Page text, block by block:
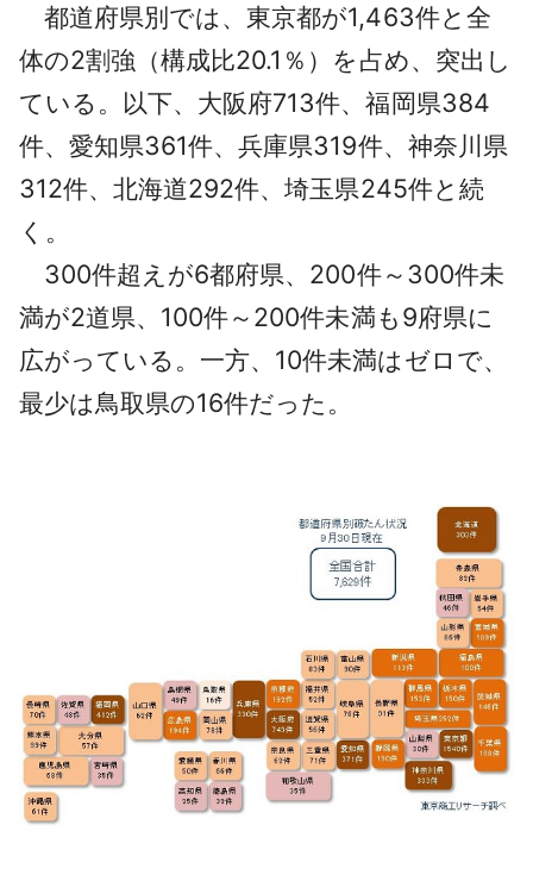
都道府県別では、東京都が1,463件と全
体の2割強（構成比20.1％）を占め、突出し
ている。以下、大阪府713件、福岡県384
件、愛知県361件、兵庫県319件、神奈川県
312件、北海道292件、埼玉県245件と続
く。
300件超えが6都府県、200件～300件未
満が2道県、100件～200件未満も9府県に
広がっている。一方、10件未満はゼロで、
最少は鳥取県の16件だった。